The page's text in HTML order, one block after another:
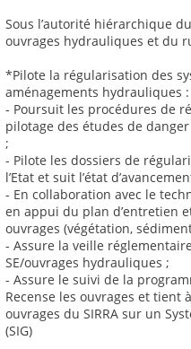
Sous l’autorité hiérarchique
ouvrages hydrauliques et du
*Pilote la régularisation des
aménagements hydrauliques :
- Poursuit les procédures de
pilotage des études de
;
- Pilote les dossiers de
l’Etat et suit l’état
- En collaboration avec le
en appui du plan d’entretien
ouvrages (végétation,
- Assure la veille
SE/ouvrages hydrauliques ;
- Assure le suivi de la
Recense les ouvrages et tient
ouvrages du SIRRA sur un
(SIG)